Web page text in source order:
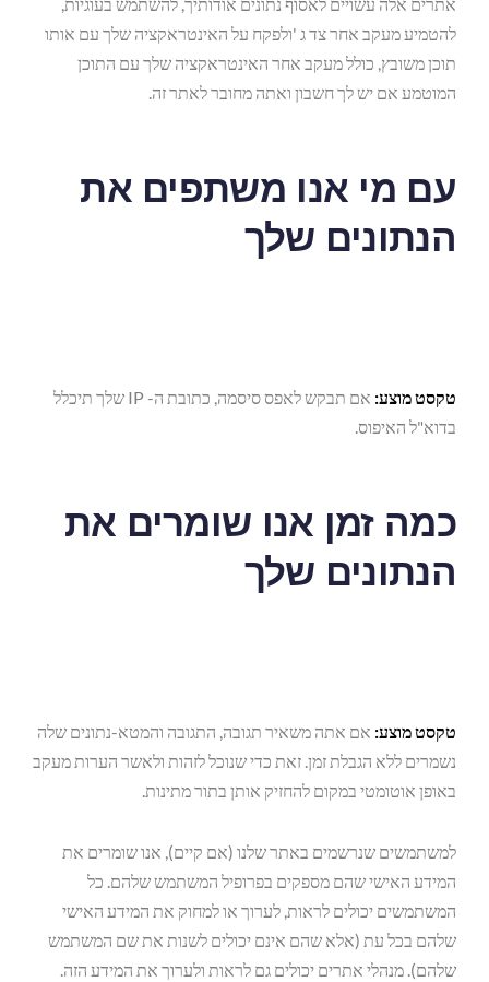
להטמיע מעקב אחר צד ג 'ולפקח על האינטראקציה שלך עם אותו
תוכן משובץ, כולל מעקב אחר האינטראקציה שלך עם התוכן
המוטמע אם יש לך חשבון ואתה מחובר לאתר זה.
עם מי אנו משתפים את
הנתונים שלך
טקסט מוצע:
אם תבקש לאפס סיסמה, כתובת ה- IP שלך תיכלל
בדוא"ל האיפוס.
כמה זמן אנו שומרים את
הנתונים שלך
טקסט מוצע: אם אתה משאיר תגובה, התגובה והמטא-נתונים שלה
נשמרים ללא הגבלת זמן. זאת כדי שנוכל לזהות ולאשר הערות מעקב
באופן אוטומטי במקום להחזיק אותן בתור מתינות.
למשתמשים שנרשמים באתר שלנו (אם קיים), אנו שומרים את
המידע האישי שהם מספקים בפרופיל המשתמש שלהם. כל
המשתמשים יכולים לראות, לערוך או למחוק את המידע האישי
שלהם בכל עת (אלא שהם אינם יכולים לשנות את שם המשתמש
שלהם). מנהלי אתרים יכולים גם לראות ולערוך את המידע הזה.